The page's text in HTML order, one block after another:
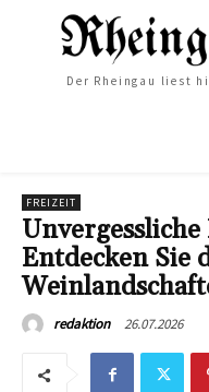
Der Rheingau liest
FREIZEIT
Entdecken Sie
redaktion 26.07.2026